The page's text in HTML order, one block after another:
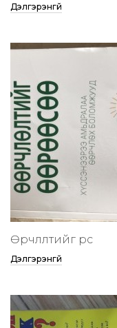
Дэлгэрэнгүй
Өөрчлөлтийг өөрөөсөө
Дэлгэрэнгүй